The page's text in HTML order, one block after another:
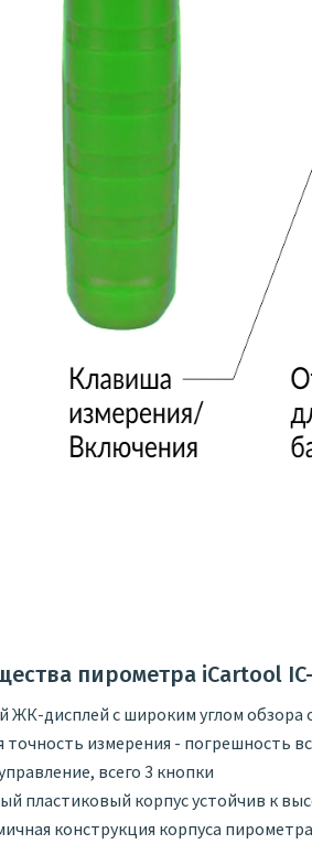
пирометра iCartool
ЖК-дисплей с широким углом обзора
точность измерения - погрешность
всего 3 кнопки
пластиковый корпус устойчив к
конструкция корпуса